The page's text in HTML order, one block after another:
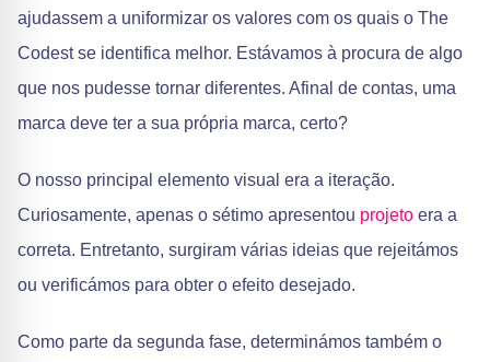
ajudassem a uniformizar os valores com os quais o The
Codest se identifica melhor. Estávamos à procura de algo
que nos pudesse tornar diferentes. Afinal de contas, uma
marca deve ter a sua própria marca, certo?
O nosso principal elemento visual era a iteração.
Curiosamente, apenas o sétimo apresentou projeto era a
correta. Entretanto, surgiram várias ideias que rejeitámos
ou verificámos para obter o efeito desejado.
Como parte da segunda fase, determinámos também o